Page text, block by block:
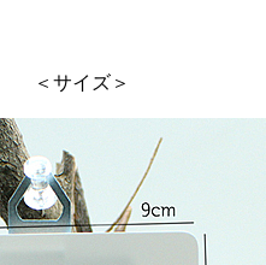
＜サイズ＞